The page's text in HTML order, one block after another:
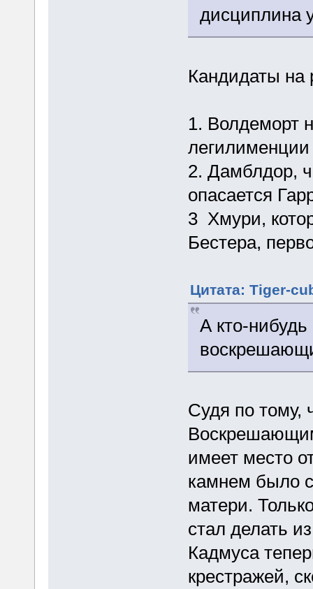
дисциплина
Кандидаты на
1. Волдеморт
легилименции
2. Дамблдор,
опасается
3 Хмури,
Бестера,
Цитата: Tiger-
А кто-нибудь
Судя по тому,
имеет место
камнем было
матери.
стал делать
Кадмуса
крестражей,